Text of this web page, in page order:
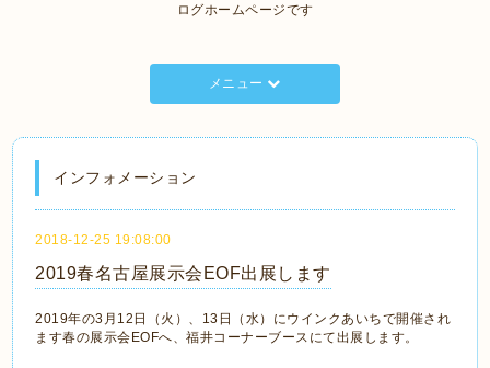
ログホームページです
メニュー
インフォメーション
2018-12-25 19:08:00
2019春名古屋展示会EOF出展します
2019年の3月12日（火）、13日（水）にウインクあいちで開催され
ます春の展示会EOFへ、福井コーナーブースにて出展します。